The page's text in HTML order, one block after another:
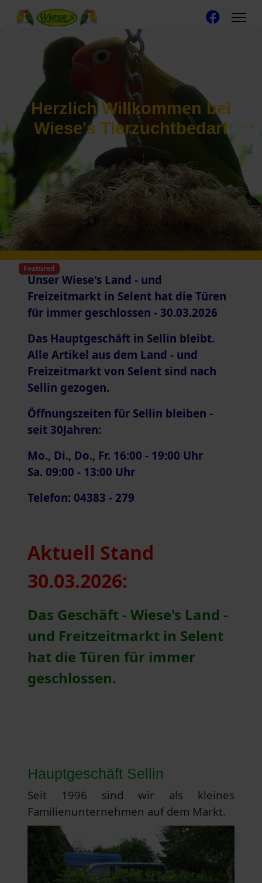
Herzlich Willkommen bei
Wiese's Tierzuchtbedarf
Featured
Unser Wiese's Land - und
Freizeitmarkt in Selent hat die Türen
für immer geschlossen - 30.03.2026
Das Hauptgeschäft in Sellin bleibt.
Alle Artikel aus dem Land - und
Freizeitmarkt von Selent sind nach
Sellin gezogen.
Öffnungszeiten für Sellin bleiben -
seit 30Jahren:
Mo., Di., Do., Fr. 16:00 - 19:00 Uhr
Sa. 09:00 - 13:00 Uhr
Telefon: 04383 - 279
Aktuell Stand
30.03.2026:
Das Geschäft - Wiese's Land -
und Freitzeitmarkt in Selent
hat die Türen für immer
geschlossen.
Hauptgeschäft Sellin
Seit 1996 sind wir als kleines
Familienunternehmen auf dem Markt.